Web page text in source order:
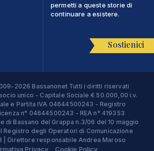
permetti a queste storie di
continuare a esistere.
Sostienici
2026 Bassanonet Tutti i diritti riservati
unico - Capitale Sociale € 50.000,00 i.v.
e Partita IVA 04644500243 - Registro
n° 04644500243 - REA n° 419353
di Bassano del Grappa n.3/06 del 10 maggio
Registro degli Operatori di Comunicazione
| Direttore responsabile Andrea Maroso
Privacy Cookie Policy